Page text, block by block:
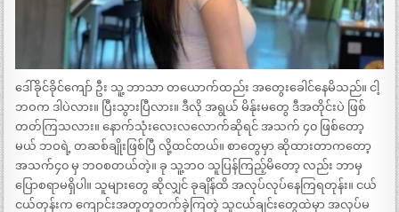
ဒေါ်ခိုင်ခိုင်ကျော် ဦး သူ့ ဘာသာ တယောက်ထည်း အတွေးခေါင်နေမိသည်။ ငါ့
ဘဝက ဒါပဲလား။ ပြီးသွားပြီလား။ ဒီလို အရွယ် မိန်ုးမတွေ ဒီအတိုင်းပဲ ဖြစ်
တတ်ကြသလား။ နောက်သုံးလေးလလောက်ဆိုရင် အသက် ၄၀ ဖြစ်တော့
မယ် ဘဝရဲ့ တဆစ်ချိုးဖြစ်ပြီ လို့ထင်တယ်။ စာတွေမှာ ဆိုထားတာကတော့
အသက်၄၀ မှ ဘဝစတယ်တဲ့။ ခု သူ့ဘဝ သူပြန်ကြည့်မိတော့ လည်း ဘာမှ
ပြောစရာမရှိပါ။ သူများတွေ ဆိုလျှင် ခုချိန်ထိ အလုပ်လုပ်နေကြရတုန်း။ ငယ်
ငယ်တုန်းက ကျောင်းအတူတူတက်ခဲ့ကြတဲ့ သူငယ်ချင်းတွေထဲမှာ အလုပ်မ